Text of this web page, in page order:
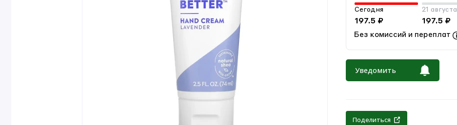
Сегодня
197.5 ₽
21 августа
197.5 ₽
Без комиссий и переплат
Уведомить
Поделиться